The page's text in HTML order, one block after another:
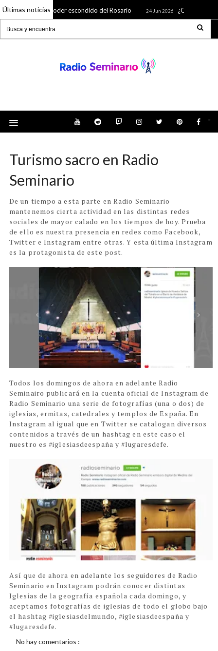
Últimas noticias
2026 🌹 El poder escondido del Rosario 24 Jun 2026 ¿Quién fue San
"
Turismo sacro en Radio
Seminario
De un tiempo a esta parte en Radio Seminario
mantenemos cierta actividad en las distintas redes
sociales de mayor calado en los tiempos de hoy. Prueba
de ello es nuestra presencia en redes como Facebook,
Twitter e Instagram entre otras. Y esta última Instagram
es la protagonista de este post.
Todos los domingos de ahora en adelante Radio
Seminairo publicará en la cuentaoficial de Instagram de
Radio Seminario una serie de fotografías (una o dos) de
iglesias, ermitas, catedrales y templos de España.En
Instagram al igual que en Twitter se catalogan diversos
contenidos a través de un hashtag en este caso el
nuestro es #iglesiasdeespaña y #lugaresdefe.
Así que de ahora en adelante los seguidores de Radio
Seminario en Instagram podrán conocer distintas
Iglesias de la geografía española cada domingo, y
aceptamos fotografías de iglesias de todo el globobajo
el hashtag #iglesiasdelmundo, #iglesiasdeespaña y
#lugaresdefe.
No hay comentarios :